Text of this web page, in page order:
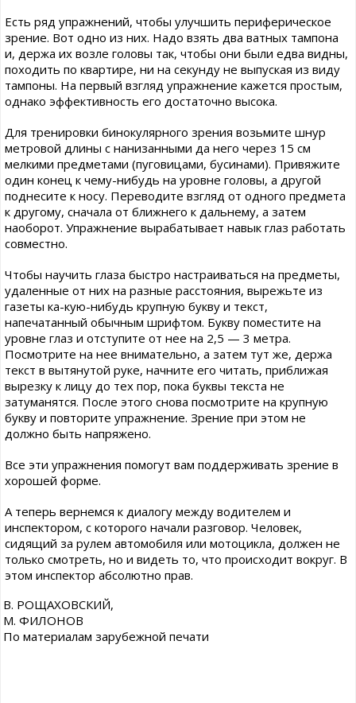
Есть ряд упражнений, чтобы улучшить периферическое
зрение. Вот одно из них. Надо взять два ватных тампона
и, держа их возле головы так, чтобы они были едва видны,
походить по квартире, ни на секунду не выпуская из виду
тампоны. На первый взгляд упражнение кажется простым,
однако эффективность его достаточно высока.
Для тренировки бинокулярного зрения возьмите шнур
метровой длины с нанизанными да него через 15 см
мелкими предметами (пуговицами, бусинами). Привяжите
один конец к чему-нибудь на уровне головы, а другой
поднесите к носу. Переводите взгляд от одного предмета
к другому, сначала от ближнего к дальнему, а затем
наоборот. Упражнение вырабатывает навык глаз работать
совместно.
Чтобы научить глаза быстро настраиваться на предметы,
удаленные от них на разные расстояния, вырежьте из
газеты ка-кую-нибудь крупную букву и текст,
напечатанный обычным шрифтом. Букву поместите на
уровне глаз и отступите от нее на 2,5 — 3 метра.
Посмотрите на нее внимательно, а затем тут же, держа
текст в вытянутой руке, начните его читать, приближая
вырезку к лицу до тех пор, пока буквы текста не
затуманятся. После этого снова посмотрите на крупную
букву и повторите упражнение. Зрение при этом не
должно быть напряжено.
Все эти упражнения помогут вам поддерживать зрение в
хорошей форме.
А теперь вернемся к диалогу между водителем и
инспектором, с которого начали разговор. Человек,
сидящий за рулем автомобиля или мотоцикла, должен не
только смотреть, но и видеть то, что происходит вокруг. В
этом инспектор абсолютно прав.
В. РОЩАХОВСКИЙ,
М. ФИЛОНОВ
По материалам зарубежной печати